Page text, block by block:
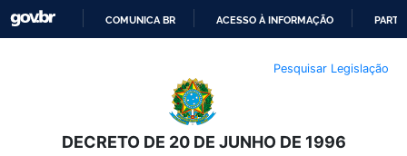
O
CONTEÚDO
COMUNICA BR ACESSO À INFORMAÇÃO
Pesquisar Legislação
DECRETO DE 20 DE JUNHO DE 1996